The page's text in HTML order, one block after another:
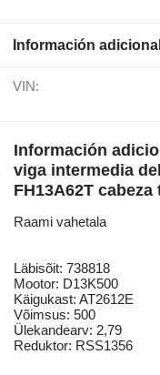
Información adicional
VIN:
Información
viga intermedia
FH13A62T
Raami vahetala
Läbisõit: 738818
Mootor: D13K500
Käigukast: AT2612E
Võimsus: 500
Ülekandearv: 2,79
Reduktor: RSS1356